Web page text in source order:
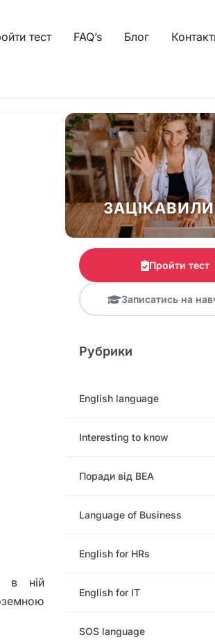
тест FAQ’s Блог
в ній
Пройти тест
Записатись на
Рубрики
English language
Interesting to know
Поради від BEA
Language of Business
English for HRs
English for IT
SOS language